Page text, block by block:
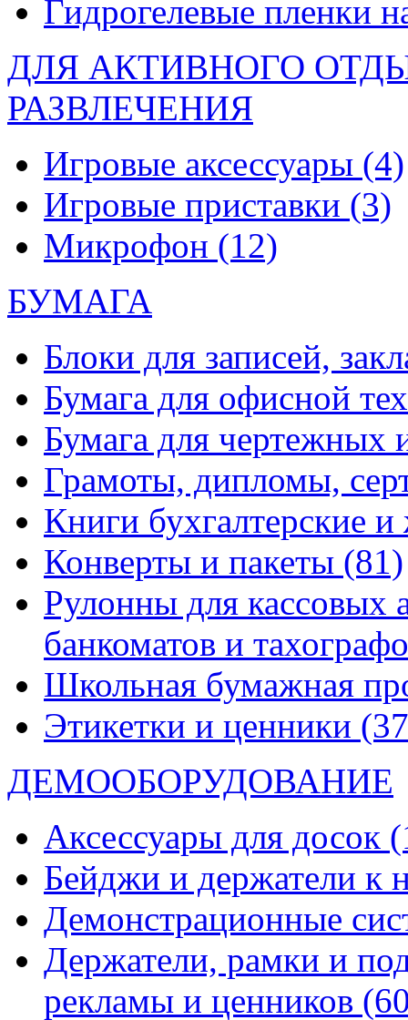
Гидрогелевые пленки
ДЛЯ АКТИВНОГО
РАЗВЛЕЧЕНИЯ
Игровые аксессуары (4)
Игровые приставки (3)
Микрофон (12)
БУМАГА
Блоки для записей,
Бумага для офисной
Бумага для чертежных
Грамоты, дипломы,
Книги бухгалтерские
Конверты и пакеты (81)
Рулонны для кассовых
банкоматов и
Школьная бумажная
Этикетки и ценники
ДЕМООБОРУДОВАНИЕ
Аксессуары для досок
Бейджи и держатели к
Демонстрационные
Держатели, рамки и
рекламы и ценников